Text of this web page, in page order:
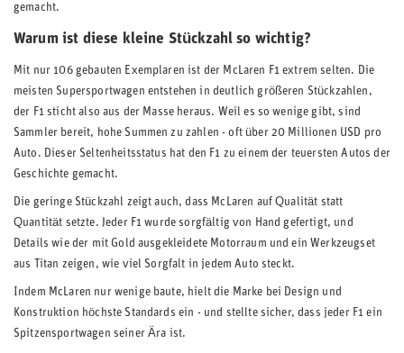
gemacht.
Warum ist diese kleine Stückzahl so wichtig?
Mit nur 106 gebauten Exemplaren ist der McLaren F1 extrem selten. Die
meisten Supersportwagen entstehen in deutlich größeren Stückzahlen,
der F1 sticht also aus der Masse heraus. Weil es so wenige gibt, sind
Sammler bereit, hohe Summen zu zahlen - oft über 20 Millionen USD pro
Auto. Dieser Seltenheitsstatus hat den F1 zu einem der teuersten Autos der
Geschichte gemacht.
Die geringe Stückzahl zeigt auch, dass McLaren auf Qualität statt
Quantität setzte. Jeder F1 wurde sorgfältig von Hand gefertigt, und
Details wie der mit Gold ausgekleidete Motorraum und ein Werkzeugset
aus Titan zeigen, wie viel Sorgfalt in jedem Auto steckt.
Indem McLaren nur wenige baute, hielt die Marke bei Design und
Konstruktion höchste Standards ein - und stellte sicher, dass jeder F1 ein
Spitzensportwagen seiner Ära ist.